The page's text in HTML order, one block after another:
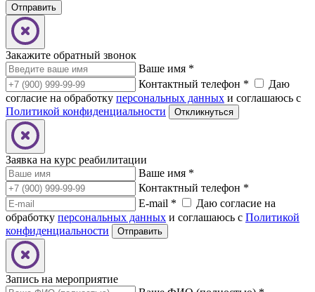
Закажите обратный звонок
Ваше имя *
Контактный телефон *
Даю
согласие на обработку персональных данных и соглашаюсь с
Политикой конфиденциальности
Заявка на курс реабилитации
Ваше имя *
Контактный телефон *
E-mail *
Даю согласие на
обработку персональных данных и соглашаюсь с Политикой
конфиденциальности
Запись на мероприятие